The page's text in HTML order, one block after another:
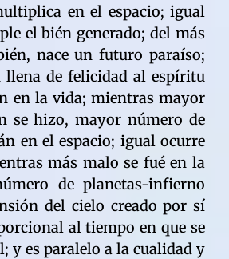
en el espacio; igual
el bién generado; del más
nace un futuro paraíso;
llena de felicidad al espíritu
en la vida; mientras mayor
se hizo, mayor número de
en el espacio; igual ocurre
más malo se fué en la
de planetas-infierno
del cielo creado por sí
al tiempo en que se
y es paralelo a la cualidad y